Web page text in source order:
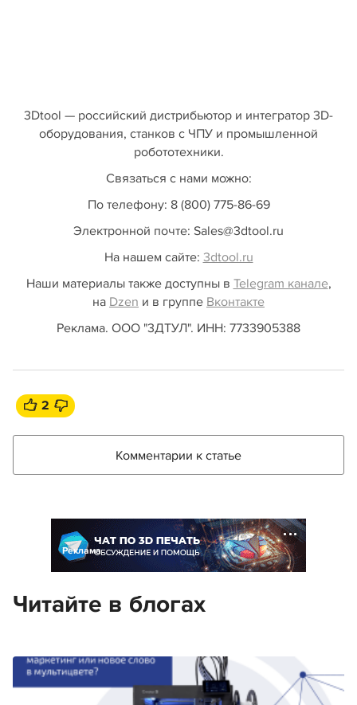
3Dtool — российский дистрибьютор и интегратор 3D-
оборудования, станков с ЧПУ и промышленной
робототехники.
Связаться с нами можно:
По телефону: 8 (800) 775-86-69
Электронной почте: Sales@3dtool.ru
На нашем сайте: 3dtool.ru
Наши материалы также доступны в Telegram канале,
на Dzen и в группе Вконтакте
Реклама. ООО "3ДТУЛ". ИНН: 7733905388
2
Комментарии к статье
Реклама
Читайте в блогах